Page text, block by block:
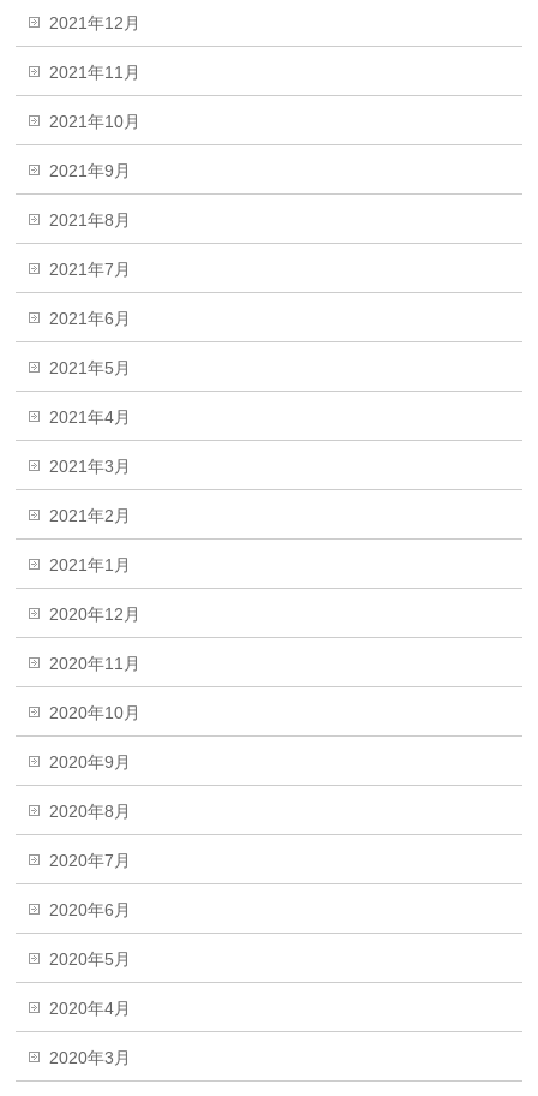
2021年12月
2021年11月
2021年10月
2021年9月
2021年8月
2021年7月
2021年6月
2021年5月
2021年4月
2021年3月
2021年2月
2021年1月
2020年12月
2020年11月
2020年10月
2020年9月
2020年8月
2020年7月
2020年6月
2020年5月
2020年4月
2020年3月